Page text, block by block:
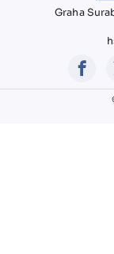
Graha